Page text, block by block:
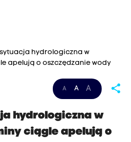
hydrologiczna w
apelują o oszczędzanie wody
A A A share
hydrologiczna w
ciągle apelują o